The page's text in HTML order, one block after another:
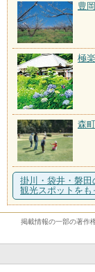
豊
極
森
掛川・袋井・磐田
観光スポットをも
掲載情報の一部の著作